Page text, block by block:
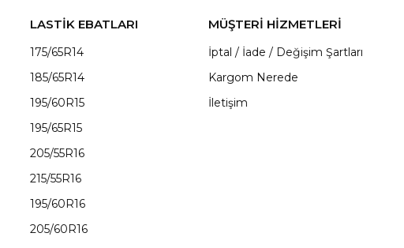
LASTİK EBATLARI
175/65R14
185/65R14
195/60R15
195/65R15
205/55R16
215/55R16
195/60R16
205/60R16
MÜŞTERİ HİZMETLERİ
İptal / İade / Değişim Şartları
Kargom Nerede
İletişim